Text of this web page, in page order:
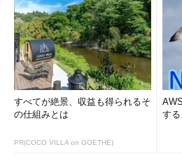
すべてが絶景、収益も得られるそ
の仕組みとは
PR(COCO VILLA on GOETHE)
す